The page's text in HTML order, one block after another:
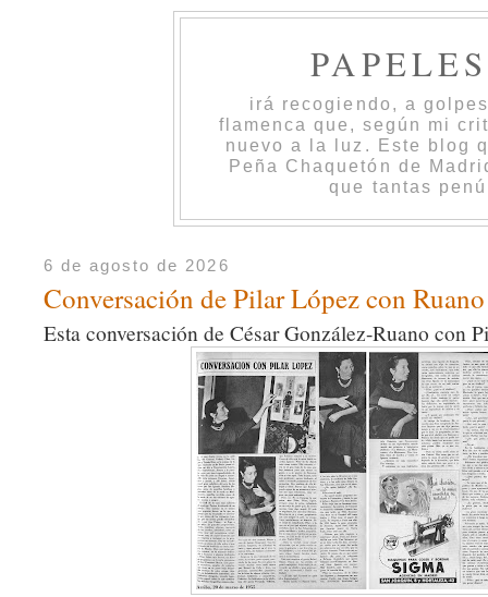
irá recogiendo, a
flamenca que, según mi
nuevo a la luz. Este blog
Peña Chaquetón de
que tantas
6 de agosto de 2026
Conversación de Pilar López con Ruano
Esta conversación de César González-Ruano con